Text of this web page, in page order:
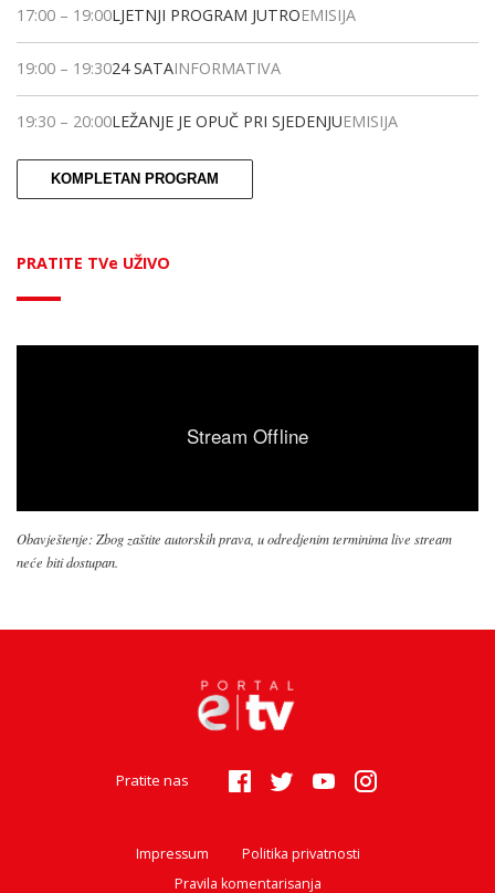
17:00 – 19:00LJETNJI PROGRAM JUTROEMISIJA
19:00 – 19:3024 SATAINFORMATIVA
19:30 – 20:00LEŽANJE JE OPUČ PRI SJEDENJUEMISIJA
KOMPLETAN PROGRAM
PRATITE TVe UŽIVO
Obavještenje: Zbog zaštite autorskih prava, u odredjenim terminima live stream
neće biti dostupan.
Pratite nas
Impressum
Politika privatnosti
Pravila komentarisanja